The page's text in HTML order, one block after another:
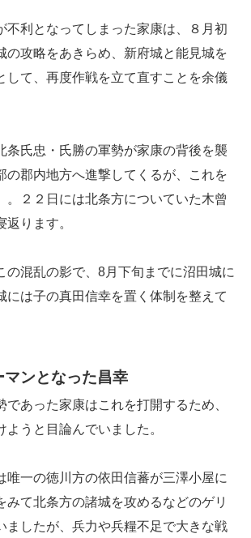
利となってしまった家康は、８月初
の攻略をあきらめ、新府城と能見城を
して、再度作戦を立て直すことを余儀
氏忠・氏勝の軍勢が家康の背後を襲
の郡内地方へ進撃してくるが、これを
。２２日には北条方についていた木曾
ります。
混乱の影で、8月下旬までに沼田城に
には子の真田信幸を置く体制を整えて
マンとなった昌幸
あった家康はこれを打開するため、
ようと目論んでいました。
一の徳川方の依田信蕃が三澤小屋に
みて北条方の諸城を攻めるなどのゲリ
ましたが、兵力や兵糧不足で大きな戦